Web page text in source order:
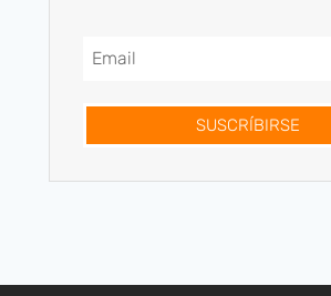
SUSCRÍBIRSE